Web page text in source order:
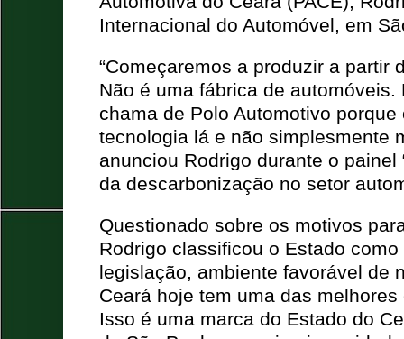
Internacional do Automóvel, em
“Começaremos a produzir a partir
Não é uma fábrica de
chama de Polo Automotivo
tecnologia lá e não simplesmente
anunciou Rodrigo durante o painel
da descarbonização no setor
Questionado sobre os motivos
Rodrigo classificou o Estado
legislação, ambiente favorável de
Ceará hoje tem uma das
Isso é uma marca do Estado do